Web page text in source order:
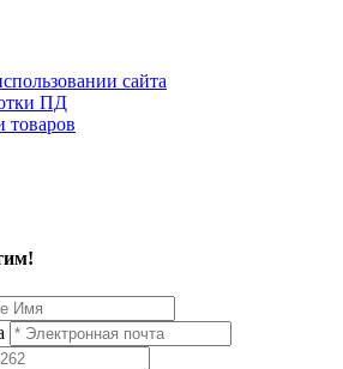
сайта
ПД
товаров